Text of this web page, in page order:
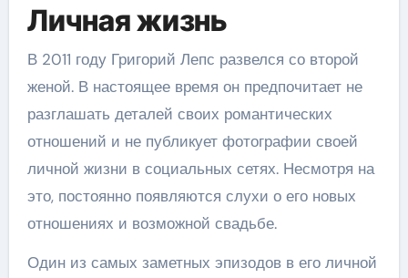
Личная жизнь
В 2011 году Григорий Лепс развелся со второй
женой. В настоящее время он предпочитает не
разглашать деталей своих романтических
отношений и не публикует фотографии своей
личной жизни в социальных сетях. Несмотря на
это, постоянно появляются слухи о его новых
отношениях и возможной свадьбе.
Один из самых заметных эпизодов в его личной